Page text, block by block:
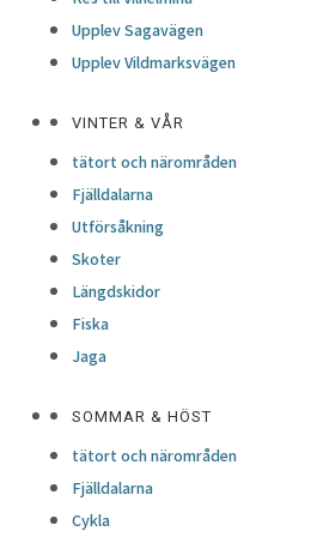
Upplev Sagavägen
Upplev Vildmarksvägen
VINTER & VÅR
tätort och närområden
Fjälldalarna
Utförsåkning
Skoter
Längdskidor
Fiska
Jaga
SOMMAR & HÖST
tätort och närområden
Fjälldalarna
Cykla